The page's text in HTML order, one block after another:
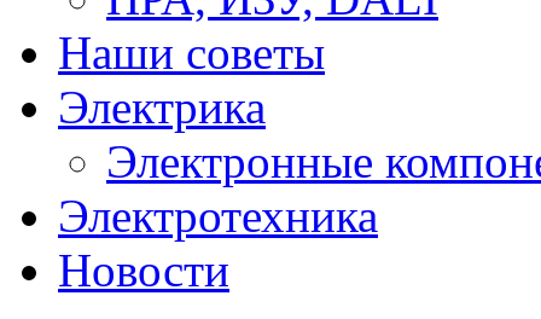
Наши советы
Электрика
Электронные
Электротехника
Новости